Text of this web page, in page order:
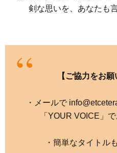
剣な思いを、あなたも
【ご協力をお願
・メールで
「YOUR VOICE」
・簡単なタイトル